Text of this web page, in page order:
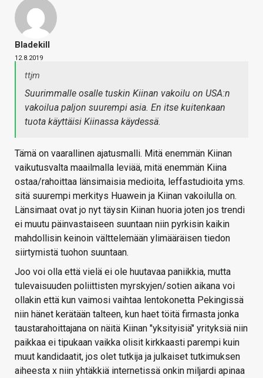
Bladekill
12.8.2019
ttjm
Suurimmalle osalle tuskin Kiinan vakoilu on USA:n
vakoilua paljon suurempi asia. En itse kuitenkaan
tuota käyttäisi Kiinassa käydessä.
Tämä on vaarallinen ajatusmalli. Mitä enemmän Kiinan
vaikutusvalta maailmalla leviää, mitä enemmän Kiina
ostaa/rahoittaa länsimaisia medioita, leffastudioita yms.
sitä suurempi merkitys Huawein ja Kiinan vakoilulla on.
Länsimaat ovat jo nyt täysin Kiinan huoria joten jos trendi
ei muutu päinvastaiseen suuntaan niin pyrkisin kaikin
mahdollisin keinoin välttelemään ylimääräisen tiedon
siirtymistä tuohon suuntaan.
Joo voi olla että vielä ei ole huutavaa paniikkia, mutta
tulevaisuuden poliittisten myrskyjen/sotien aikana voi
ollakin että kun vaimosi vaihtaa lentokonetta Pekingissä
niin hänet kerätään talteen, kun haet töitä firmasta jonka
taustarahoittajana on näitä Kiinan "yksityisiä" yrityksiä niin
paikkaa ei tipukaan vaikka olisit kirkkaasti parempi kuin
muut kandidaatit, jos olet tutkija ja julkaiset tutkimuksen
aiheesta x niin yhtäkkiä internetissä onkin miljardi apinaa